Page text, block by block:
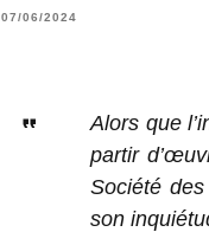
07/06/2024
Alors que
partir
Société
son